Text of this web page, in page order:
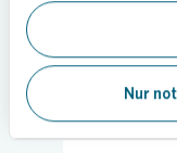
Nur
12.02.2021